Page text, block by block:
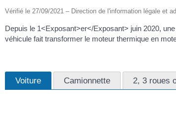
Vérifié le 27/09/2021 – Direction de l'information légale et
Depuis le 1<Exposant>er</Exposant> juin 2020,
véhicule fait transformer le moteur thermique en
Voiture Camionnette 2, 3 roues